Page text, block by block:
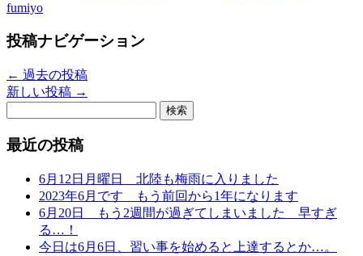
fumiyo
投稿ナビゲーション
← 過去の投稿
新しい投稿 →
最近の投稿
6月12日月曜日 北陸も梅雨に入りました
2023年6月です もう前回から1年になります
6月20日 もう2週間が過ぎてしまいました 早すぎ
る…！
今日は6月6日、習い事を始めると上達するとか…。